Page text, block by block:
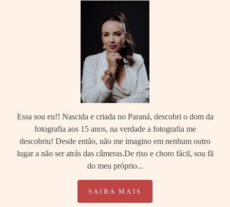
Essa sou eu!! Nascida e criada no Paraná, descobri o dom da
fotografia aos 15 anos, na verdade a fotografia me
descobriu! Desde então, não me imagino em nenhum outro
lugar a não ser atrás das câmeras.De riso e choro fácil, sou fã
do meu próprio...
SAIBA MAIS